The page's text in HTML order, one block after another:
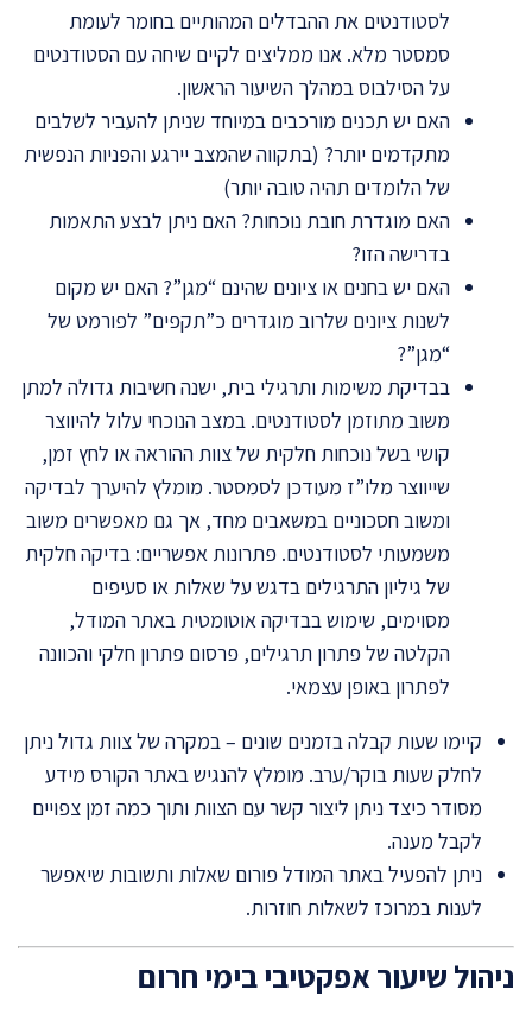
לסטודנטים את ההבדלים המהותיים בחומר לעומת
סמסטר מלא. אנו ממליצים לקיים שיחה עם הסטודנטים
על הסילבוס במהלך השיעור הראשון.
האם יש תכנים מורכבים במיוחד שניתן להעביר לשלבים
מתקדמים יותר? (בתקווה שהמצב יירגע והפניות הנפשית
של הלומדים תהיה טובה יותר)
האם מוגדרת חובת נוכחות? האם ניתן לבצע התאמות
בדרישה הזו?
האם יש בחנים או ציונים שהינם “מגן”? האם יש מקום
לשנות ציונים שלרוב מוגדרים כ”תקפים” לפורמט של
“מגן”?
בבדיקת משימות ותרגילי בית, ישנה חשיבות גדולה למתן
משוב מתוזמן לסטודנטים. במצב הנוכחי עלול להיווצר
קושי בשל נוכחות חלקית של צוות ההוראה או לחץ זמן,
שייווצר מלו”ז מעודכן לסמסטר. מומלץ להיערך לבדיקה
ומשוב חסכוניים במשאבים מחד, אך גם מאפשרים משוב
משמעותי לסטודנטים. פתרונות אפשריים: בדיקה חלקית
של גיליון התרגילים בדגש על שאלות או סעיפים
מסוימים, שימוש בבדיקה אוטומטית באתר המודל,
הקלטה של פתרון תרגילים, פרסום פתרון חלקי והכוונה
לפתרון באופן עצמאי.
קיימו שעות קבלה בזמנים שונים – במקרה של צוות גדול ניתן
לחלק שעות בוקר/ערב. מומלץ להנגיש באתר הקורס מידע
מסודר כיצד ניתן ליצור קשר עם הצוות ותוך כמה זמן צפויים
לקבל מענה.
ניתן להפעיל באתר המודל פורום שאלות ותשובות שיאפשר
לענות במרוכז לשאלות חוזרות.
ניהול שיעור אפקטיבי בימי חרום